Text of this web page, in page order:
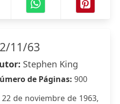
11/63
Stephen King
de Páginas: 900
22 de noviembre de 1963,